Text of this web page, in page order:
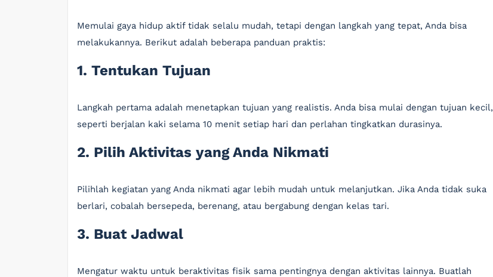
Memulai gaya hidup aktif tidak selalu mudah, tetapi dengan langkah yang tepat, Anda bisa
melakukannya. Berikut adalah beberapa panduan praktis:
1. Tentukan Tujuan
Langkah pertama adalah menetapkan tujuan yang realistis. Anda bisa mulai dengan tujuan kecil,
seperti berjalan kaki selama 10 menit setiap hari dan perlahan tingkatkan durasinya.
2. Pilih Aktivitas yang Anda Nikmati
Pilihlah kegiatan yang Anda nikmati agar lebih mudah untuk melanjutkan. Jika Anda tidak suka
berlari, cobalah bersepeda, berenang, atau bergabung dengan kelas tari.
3. Buat Jadwal
Mengatur waktu untuk beraktivitas fisik sama pentingnya dengan aktivitas lainnya. Buatlah